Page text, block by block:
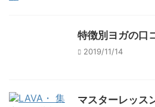
特徴別ヨガの口
2019/11/14
マスターレッス